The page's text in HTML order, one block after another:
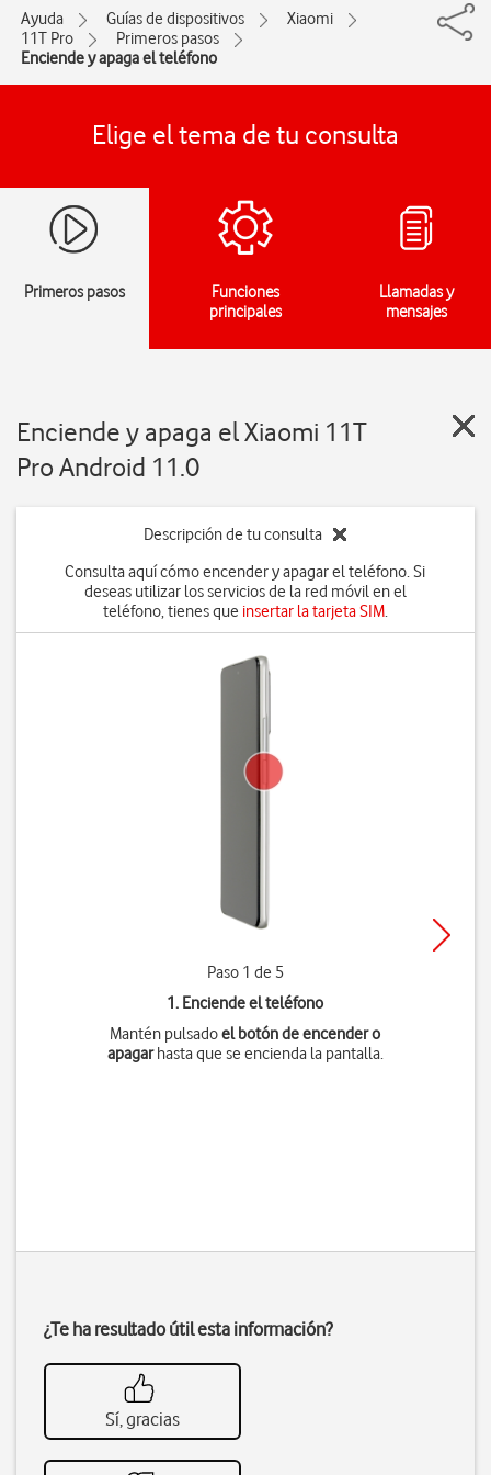
Ayuda Guías de dispositivos
Xiaomi
11T Pro
Primeros pasos
Enciende y apaga el teléfono
Elige el tema de tu consulta
Primeros pasos
Funciones
principales
Llamadas y
mensajes
Enciende y apaga el Xiaomi 11T
Pro Android 11.0
Descripción de tu consulta
Consulta aquí cómo encender y apagar el teléfono. Si
deseas utilizar los servicios de la red móvil en el
teléfono, tienes que insertar la tarjeta SIM.
Paso 1 de 5
1. Enciende el teléfono
Mantén pulsadoel botón de encender o
apagarhasta que se encienda la pantalla.
¿Te ha resultado útil esta información?
Sí, gracias